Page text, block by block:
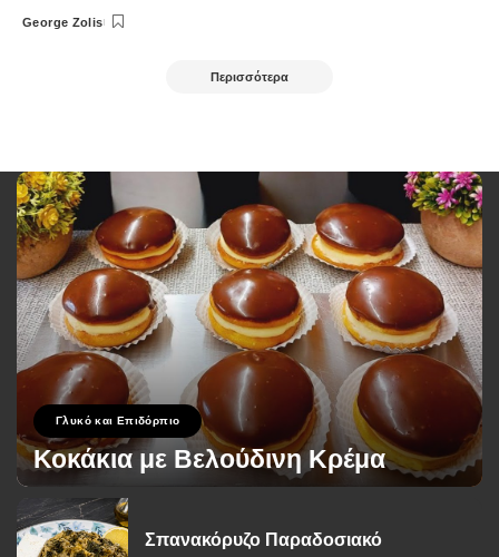
Posted
George Zolis
Περισσότερα
Γλυκό και Επιδόρπιο
Κοκάκια με Βελούδινη Κρέμα
Posted
by
George Zolis 19 Σεπτεμβρίου 2024
Σπανακόρυζο Παραδοσιακό